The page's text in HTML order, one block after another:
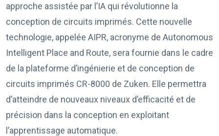
approche assistée par l’IA qui révolutionne la
conception de circuits imprimés. Cette nouvelle
technologie, appelée AIPR, acronyme de Autonomous
Intelligent Place and Route, sera fournie dans le cadre
de la plateforme d’ingénierie et de conception de
circuits imprimés CR-8000 de Zuken. Elle permettra
d’atteindre de nouveaux niveaux d’efficacité et de
précision dans la conception en exploitant
l’apprentissage automatique.